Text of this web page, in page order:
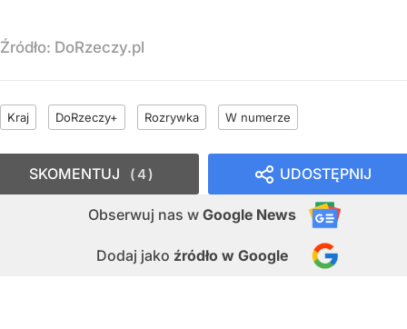
Źródło: DoRzeczy.pl
Kraj DoRzeczy+ Rozrywka W numerze
UDOSTĘPNIJ
Obserwuj nas w Google News
Dodaj jako źródło w Google
SKOMENTUJ 4